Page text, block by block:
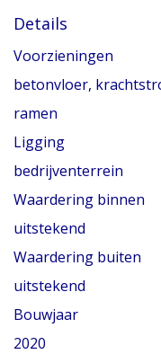
Details
Voorzieningen
betonvloer,
ramen
Ligging
bedrijventerrein
Waardering binnen
uitstekend
Waardering buiten
uitstekend
Bouwjaar
2020